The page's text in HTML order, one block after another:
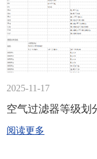
2025-11-17
空气过滤器等级划
阅读更多